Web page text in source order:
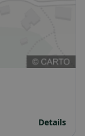
Details